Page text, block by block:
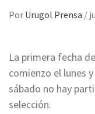
Por Urugol Prensa /
La primera fecha
comienzo el lunes
sábado no hay
selección.